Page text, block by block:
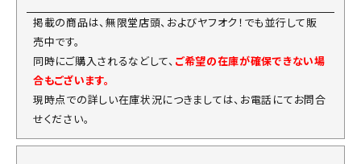
掲載の商品は、無限堂店頭、およびヤフオク！でも並行して販
売中です。
同時にご購入されるなどして、 ご希望の在庫が確保できない場
合もございます。
現時点での詳しい在庫状況につきましては、お電話にてお問合
せください。